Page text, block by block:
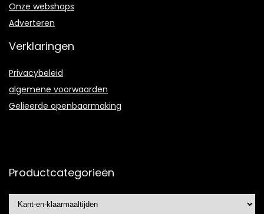
Onze webshops
Adverteren
Verklaringen
Privacybeleid
algemene voorwaarden
Gelieerde openbaarmaking
Productcategorieën